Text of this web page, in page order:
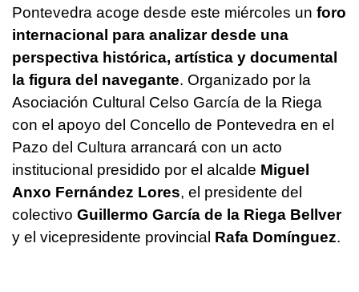
Pontevedra acoge desde este miércoles un foro
internacional para analizar desde una
perspectiva histórica, artística y documental
la figura del navegante. Organizado por la
Asociación Cultural Celso García de la Riega
con el apoyo del Concello de Pontevedra en el
Pazo del Cultura arrancará con un acto
institucional presidido por el alcalde Miguel
Anxo Fernández Lores, el presidente del
colectivo Guillermo García de la Riega Bellver
y el vicepresidente provincial Rafa Domínguez.